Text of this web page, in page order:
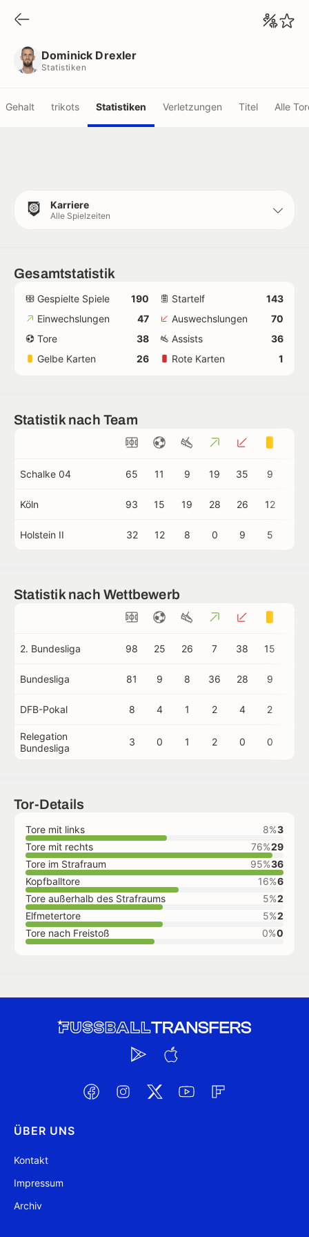
Dominick Drexler
Statistiken
Gehalt trikots Statistiken Verletzungen Titel Alle
Karriere
Alle Spielzeiten
Gesamtstatistik
Gespielte Spiele 190 Startelf
143
Einwechslungen
47 Auswechslungen
70
Tore
38 Assists
36
Gelbe Karten
26 Rote Karten 1
Statistik nach Team
Schalke 04 65 11 9 19 35 9
Köln 93 15 19 28 26 12
Holstein II 32 12 8 0 9 5
Statistik nach Wettbewerb
2. Bundesliga 98 25 26 7 38 15
Bundesliga 81 9 8 36 28 9
DFB-Pokal 8 4 1 2 4 2
Relegation
Bundesliga
3 0 1 2 0 0
Tor-Details
Tore mit links 8%3
Tore mit rechts
76%29
Tore im Strafraum
95%36
Kopfballtore
16%6
Tore außerhalb des Strafraums
5%2
Elfmetertore
5%2
Tore nach Freistoß
0%0
ÜBER UNS
Kontakt
Impressum
Archiv